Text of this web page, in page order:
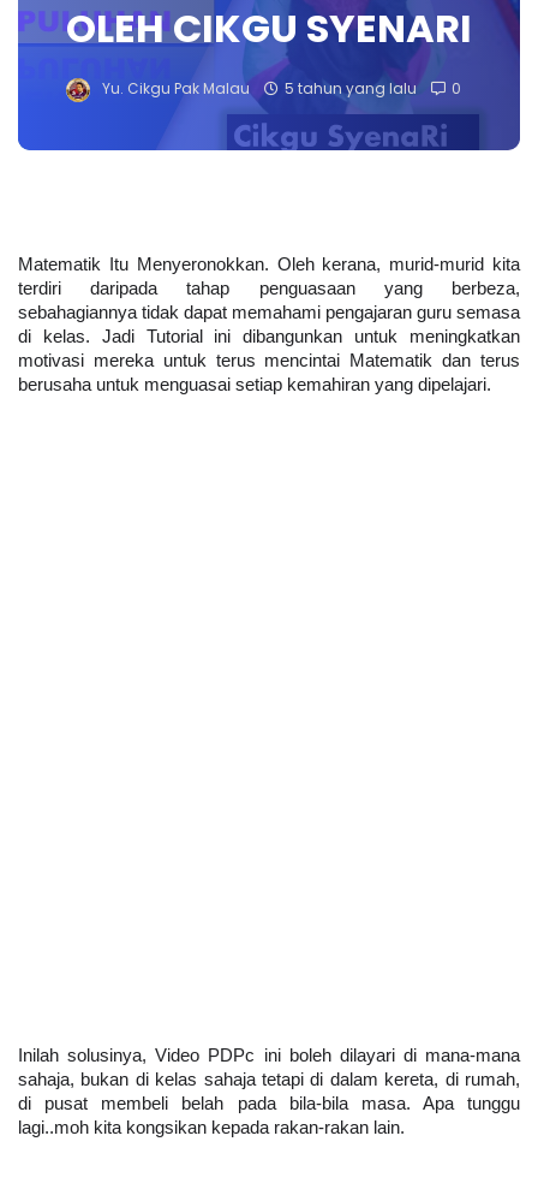
OLEH CIKGU SYENARI
Yu. Cikgu Pak Malau 5 tahun yang lalu 0
Matematik Itu Menyeronokkan. Oleh kerana, murid-murid kita
terdiri daripada tahap penguasaan yang berbeza,
sebahagiannya tidak dapat memahami pengajaran guru semasa
di kelas. Jadi Tutorial ini dibangunkan untuk meningkatkan
motivasi mereka untuk terus mencintai Matematik dan terus
berusaha untuk menguasai setiap kemahiran yang dipelajari.
Inilah solusinya, Video PDPc ini boleh dilayari di mana-mana
sahaja, bukan di kelas sahaja tetapi di dalam kereta, di rumah,
di pusat membeli belah pada bila-bila masa. Apa tunggu
lagi..moh kita kongsikan kepada rakan-rakan lain.